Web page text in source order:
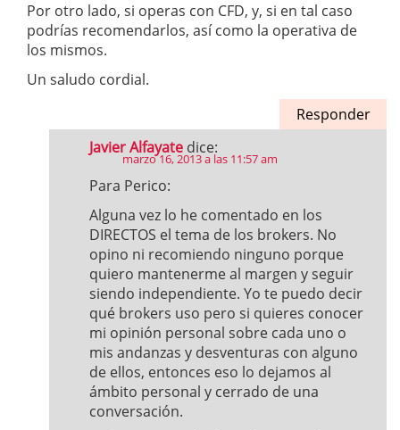
Por otro lado, si operas con CFD, y, si en tal caso
podrías recomendarlos, así como la operativa de
los mismos.
Un saludo cordial.
Responder
Javier Alfayate dice:
marzo 16, 2013 a las 11:57 am
Para Perico:
Alguna vez lo he comentado en los
DIRECTOS el tema de los brokers. No
opino ni recomiendo ninguno porque
quiero mantenerme al margen y seguir
siendo independiente. Yo te puedo decir
qué brokers uso pero si quieres conocer
mi opinión personal sobre cada uno o
mis andanzas y desventuras con alguno
de ellos, entonces eso lo dejamos al
ámbito personal y cerrado de una
conversación.